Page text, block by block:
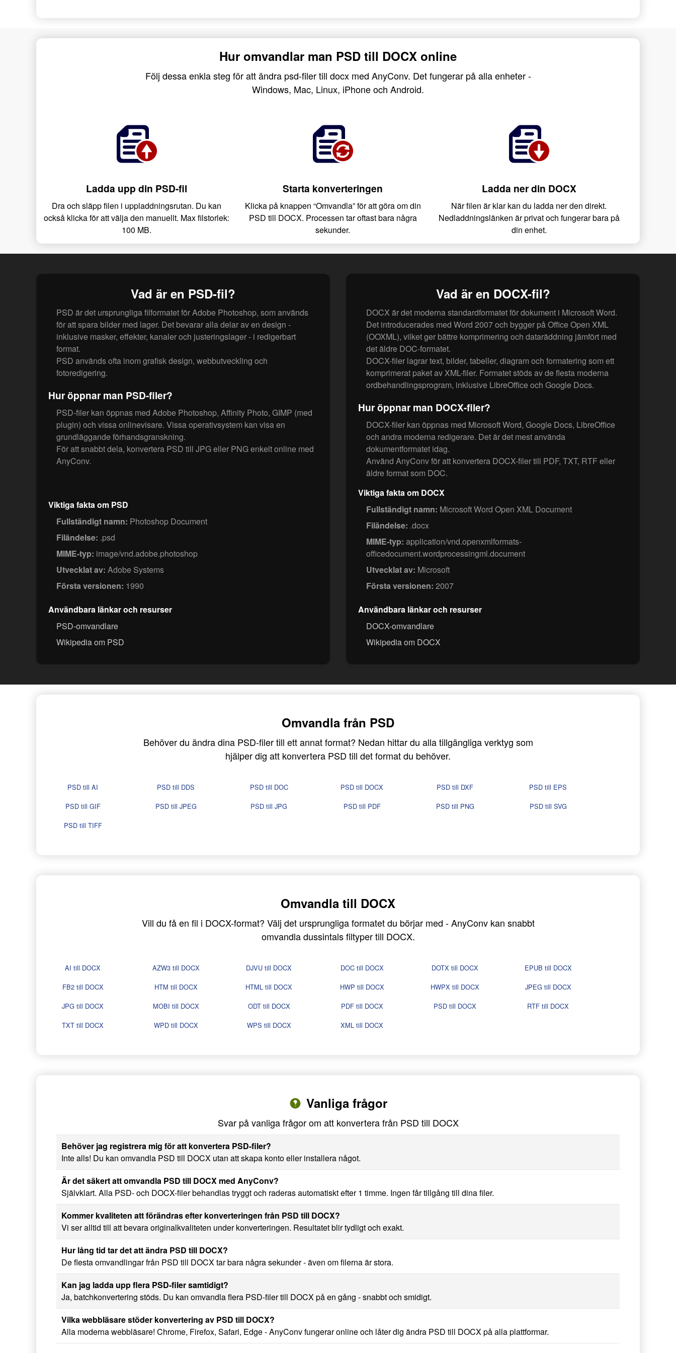
Hur omvandlar man PSD till DOCX online
Följ dessa enkla steg för att ändra psd-filer till docx med AnyConv. Det fungerar på alla enheter -
Windows, Mac, Linux, iPhone och Android.
Ladda upp din PSD-fil
Dra och släpp filen i uppladdningsrutan. Du kan
också klicka för att välja den manuellt. Max filstorlek:
100 MB.
Starta konverteringen
Klicka på knappen “Omvandla” för att göra om din
PSD till DOCX. Processen tar oftast bara några
sekunder.
Ladda ner din DOCX
När filen är klar kan du ladda ner den direkt.
Nedladdningslänken är privat och fungerar bara på
din enhet.
Vad är en PSD-fil?
PSD är det ursprungliga filformatet för Adobe Photoshop, som används
för att spara bilder med lager. Det bevarar alla delar av en design -
inklusive masker, effekter, kanaler och justeringslager - i redigerbart
format.
PSD används ofta inom grafisk design, webbutveckling och
fotoredigering.
Hur öppnar man PSD-filer?
PSD-filer kan öppnas med Adobe Photoshop, Affinity Photo, GIMP (med
plugin) och vissa onlinevisare. Vissa operativsystem kan visa en
grundläggande förhandsgranskning.
För att snabbt dela, konvertera PSD till JPG eller PNG enkelt online med
AnyConv.
Viktiga fakta om PSD
Fullständigt namn: Photoshop Document
Filändelse: .psd
MIME-typ: image/vnd.adobe.photoshop
Utvecklat av: Adobe Systems
Första versionen: 1990
Användbara länkar och resurser
PSD-omvandlare
Wikipedia om PSD
Vad är en DOCX-fil?
DOCX är det moderna standardformatet för dokument i Microsoft Word.
Det introducerades med Word 2007 och bygger på Office Open XML
(OOXML), vilket ger bättre komprimering och dataräddning jämfört med
det äldre DOC-formatet.
DOCX-filer lagrar text, bilder, tabeller, diagram och formatering som ett
komprimerat paket av XML-filer. Formatet stöds av de flesta moderna
ordbehandlingsprogram, inklusive LibreOffice och Google Docs.
Hur öppnar man DOCX-filer?
DOCX-filer kan öppnas med Microsoft Word, Google Docs, LibreOffice
och andra moderna redigerare. Det är det mest använda
dokumentformatet idag.
Använd AnyConv för att konvertera DOCX-filer till PDF, TXT, RTF eller
äldre format som DOC.
Viktiga fakta om DOCX
Fullständigt namn: Microsoft Word Open XML Document
Filändelse: .docx
MIME-typ: application/vnd.openxmlformats-
officedocument.wordprocessingml.document
Utvecklat av: Microsoft
Första versionen: 2007
Användbara länkar och resurser
DOCX-omvandlare
Wikipedia om DOCX
Omvandla från PSD
Behöver du ändra dina PSD-filer till ett annat format? Nedan hittar du alla tillgängliga verktyg som
hjälper dig att konvertera PSD till det format du behöver.
PSD till AI PSD till DDS PSD till DOC PSD till DOCX PSD till DXF
PSD till EPS
PSD till GIF
PSD till JPEG PSD till JPG PSD till PDF PSD till PNG
PSD till SVG
PSD till TIFF
Omvandla till DOCX
Vill du få en fil i DOCX-format? Välj det ursprungliga formatet du börjar med - AnyConv kan snabbt
omvandla dussintals filtyper till DOCX.
AI till DOCX AZW3 till DOCX DJVU till DOCX DOC till DOCX DOTX till DOCX
EPUB till DOCX
FB2 till DOCX
HTM till DOCX HTML till DOCX HWP till DOCX HWPX till DOCX
JPEG till DOCX
JPG till DOCX
MOBI till DOCX ODT till DOCX PDF till DOCX PSD till DOCX
RTF till DOCX
TXT till DOCX
WPD till DOCX WPS till DOCX XML till DOCX
Vanliga frågor
Svar på vanliga frågor om att konvertera från PSD till DOCX
Behöver jag registrera mig för att konvertera PSD-filer?
Inte alls! Du kan omvandla PSD till DOCX utan att skapa konto eller installera något.
Är det säkert att omvandla PSD till DOCX med AnyConv?
Självklart. Alla PSD- och DOCX-filer behandlas tryggt och raderas automatiskt efter 1 timme. Ingen får tillgång till dina filer.
Kommer kvaliteten att förändras efter konverteringen från PSD till DOCX?
Vi ser alltid till att bevara originalkvaliteten under konverteringen. Resultatet blir tydligt och exakt.
Hur lång tid tar det att ändra PSD till DOCX?
De flesta omvandlingar från PSD till DOCX tar bara några sekunder - även om filerna är stora.
Kan jag ladda upp flera PSD-filer samtidigt?
Ja, batchkonvertering stöds. Du kan omvandla flera PSD-filer till DOCX på en gång - snabbt och smidigt.
Vilka webbläsare stöder konvertering av PSD till DOCX?
Alla moderna webbläsare! Chrome, Firefox, Safari, Edge - AnyConv fungerar online och låter dig ändra PSD till DOCX på alla plattformar.